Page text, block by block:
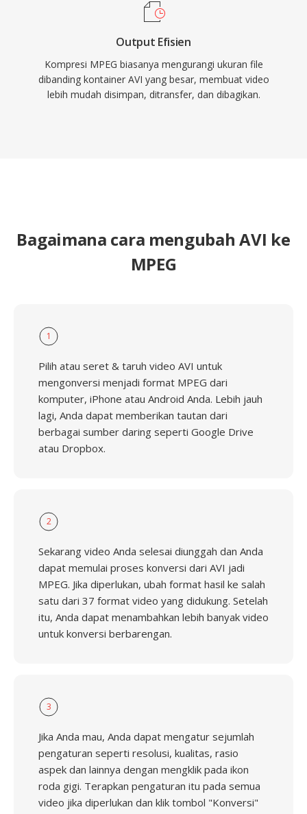
Output Efisien
Kompresi MPEG biasanya mengurangi ukuran file
dibanding kontainer AVI yang besar, membuat video
lebih mudah disimpan, ditransfer, dan dibagikan.
Bagaimana cara mengubah AVI ke
MPEG
1
Pilih atau seret & taruh video AVI untuk
mengonversi menjadi format MPEG dari
komputer, iPhone atau Android Anda. Lebih jauh
lagi, Anda dapat memberikan tautan dari
berbagai sumber daring seperti Google Drive
atau Dropbox.
2
Sekarang video Anda selesai diunggah dan Anda
dapat memulai proses konversi dari AVI jadi
MPEG. Jika diperlukan, ubah format hasil ke salah
satu dari 37 format video yang didukung. Setelah
itu, Anda dapat menambahkan lebih banyak video
untuk konversi berbarengan.
3
Jika Anda mau, Anda dapat mengatur sejumlah
pengaturan seperti resolusi, kualitas, rasio
aspek dan lainnya dengan mengklik pada ikon
roda gigi. Terapkan pengaturan itu pada semua
video jika diperlukan dan klik tombol "Konversi"